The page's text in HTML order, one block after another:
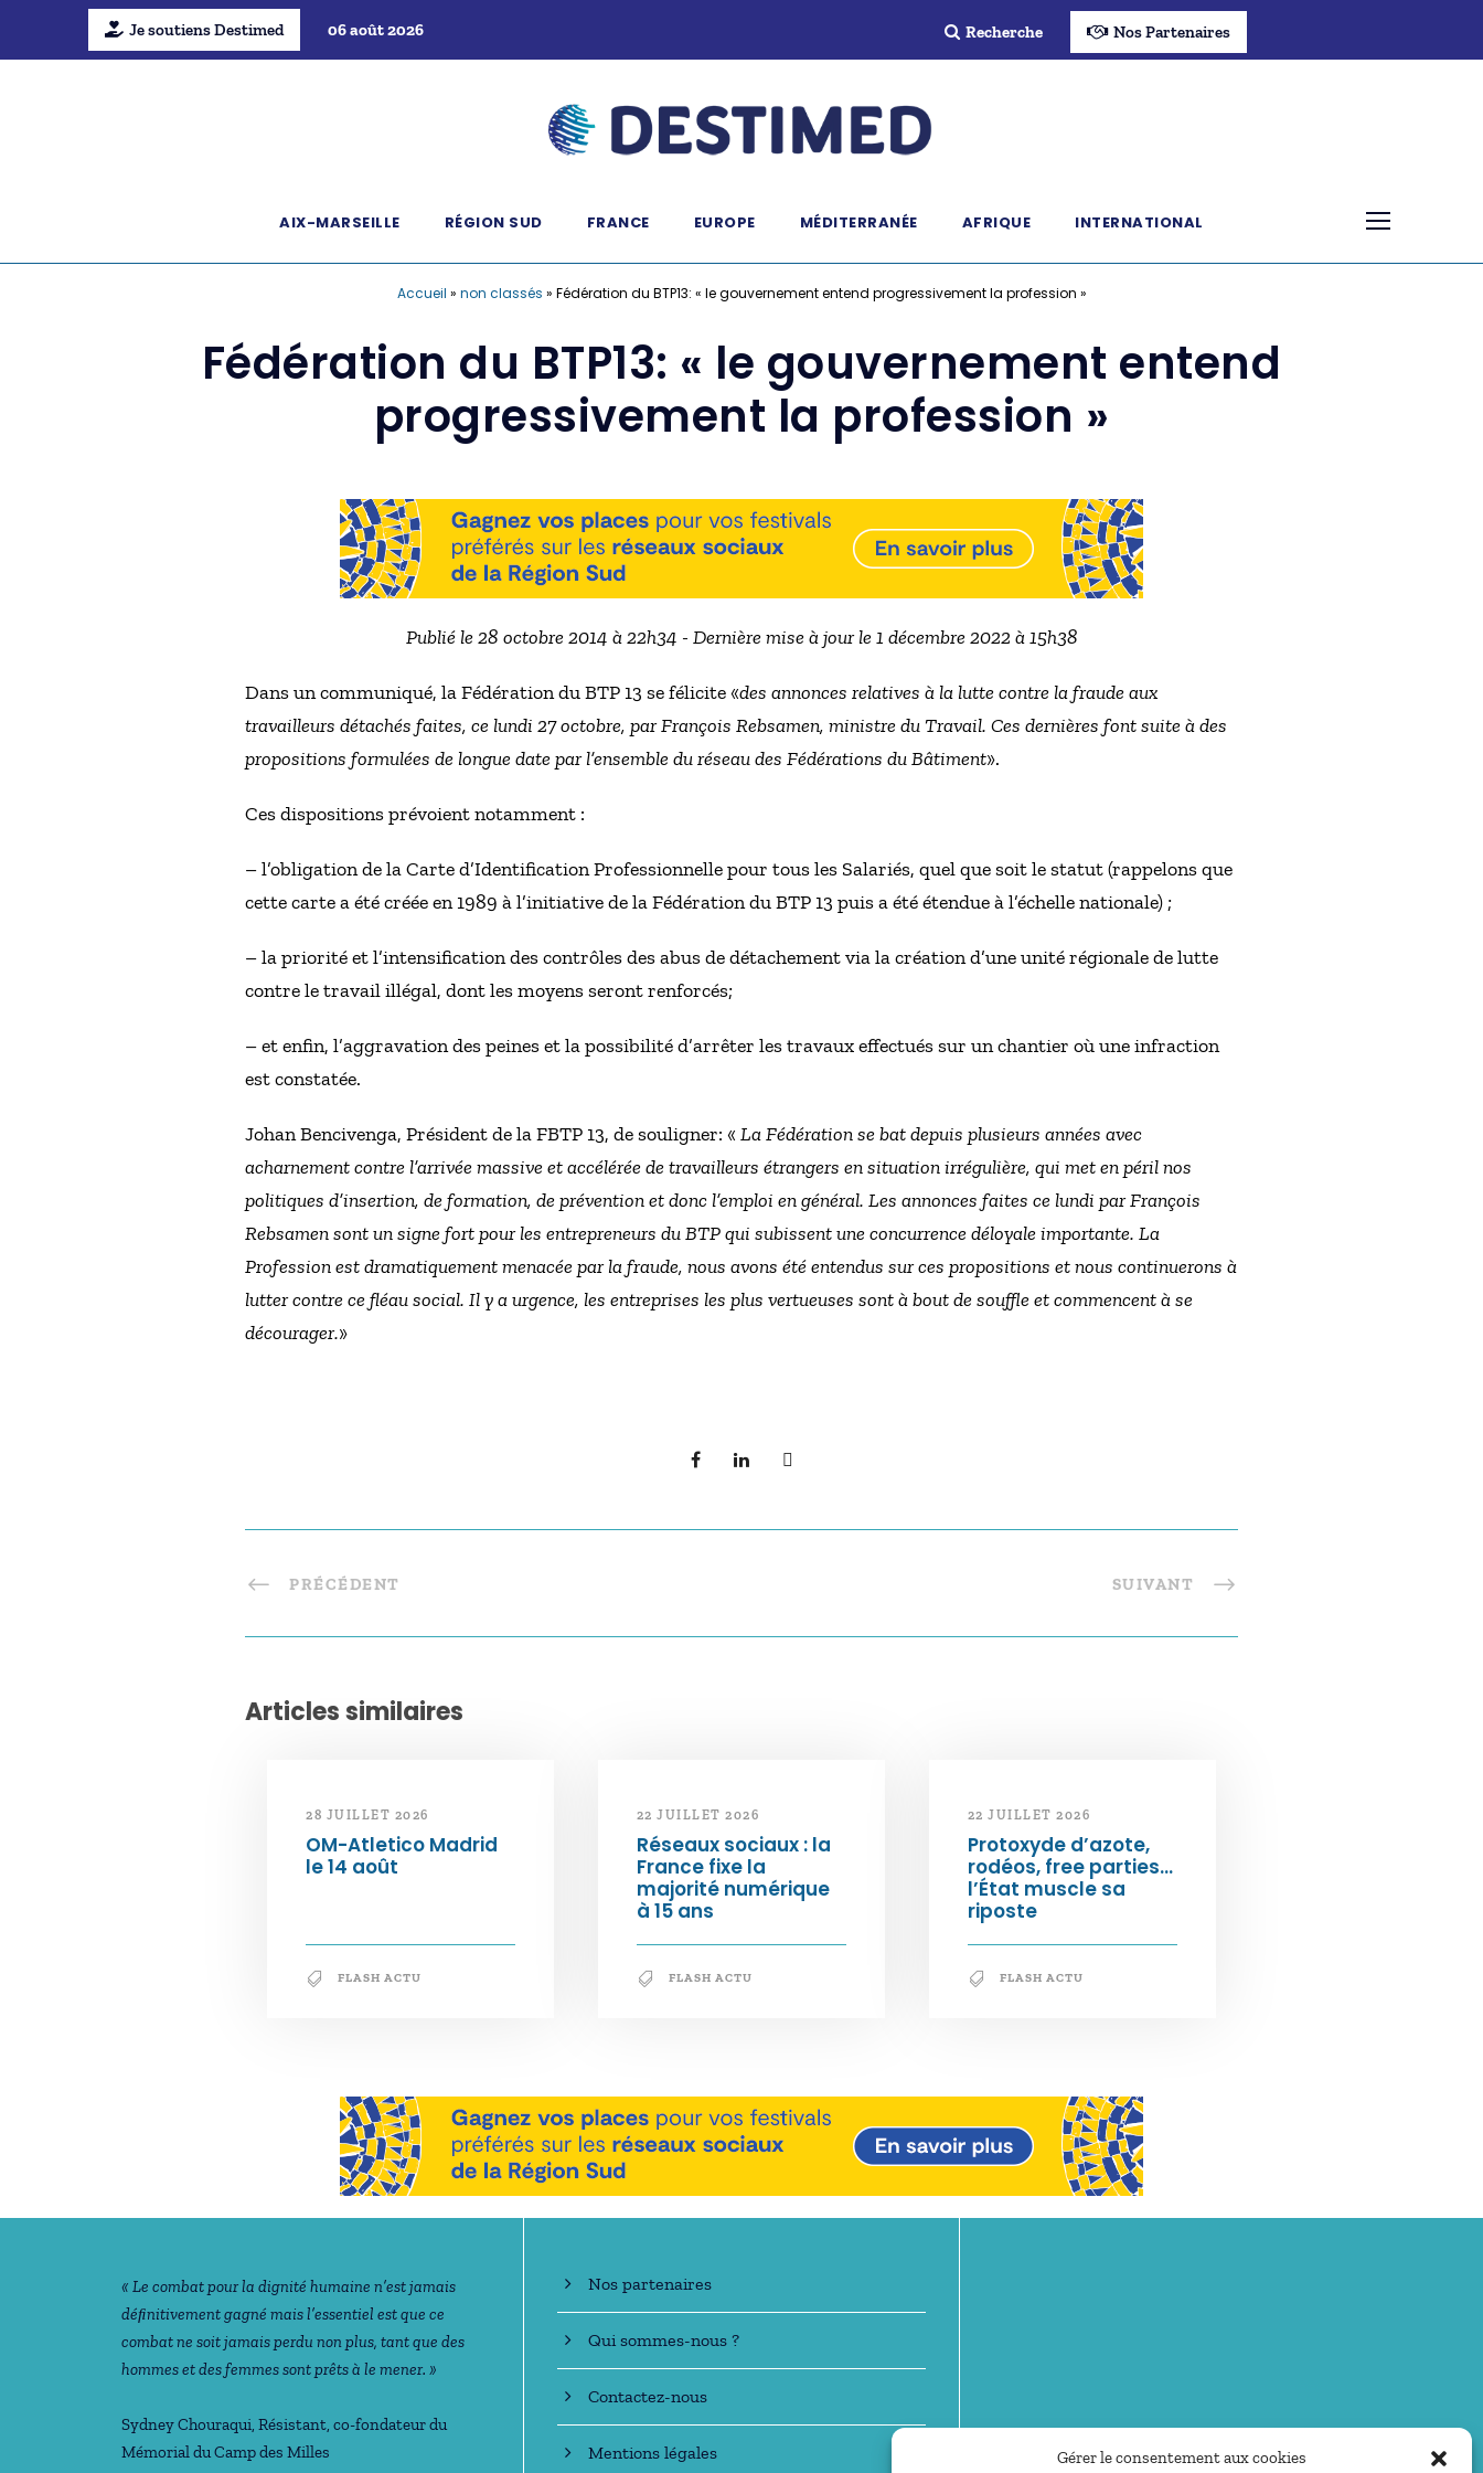
Gérer le consentement aux cookies
Je soutiens Destimed 06 août 2026 Recherche Nos Partenaires
AIX-MARSEILLE RÉGION SUD FRANCE EUROPE MÉDITERRANÉE AFRIQUE INTERNATIONAL
Accueil » non classés » Fédération du BTP13: « le gouvernement entend progressivement la profession »
Fédération du BTP13: « le gouvernement entend
progressivement la profession »
Publié le 28 octobre 2014 à 22h34 - Dernière mise à jour le 1 décembre 2022 à 15h38
Dans un communiqué, la Fédération du BTP 13 se félicite «des annonces relatives à la lutte contre la fraude aux
travailleurs détachés faites, ce lundi 27 octobre, par François Rebsamen, ministre du Travail. Ces dernières font suite à des
propositions formulées de longue date par l’ensemble du réseau des Fédérations du Bâtiment».
Ces dispositions prévoient notamment :
– l’obligation de la Carte d’Identification Professionnelle pour tous les Salariés, quel que soit le statut (rappelons que
cette carte a été créée en 1989 à l’initiative de la Fédération du BTP 13 puis a été étendue à l’échelle nationale) ;
– la priorité et l’intensification des contrôles des abus de détachement via la création d’une unité régionale de lutte
contre le travail illégal, dont les moyens seront renforcés;
– et enfin, l’aggravation des peines et la possibilité d’arrêter les travaux effectués sur un chantier où une infraction
est constatée.
Johan Bencivenga, Président de la FBTP 13, de souligner: « La Fédération se bat depuis plusieurs années avec
acharnement contre l’arrivée massive et accélérée de travailleurs étrangers en situation irrégulière, qui met en péril nos
politiques d’insertion, de formation, de prévention et donc l’emploi en général. Les annonces faites ce lundi par François
Rebsamen sont un signe fort pour les entrepreneurs du BTP qui subissent une concurrence déloyale importante. La
Profession est dramatiquement menacée par la fraude, nous avons été entendus sur ces propositions et nous continuerons à
lutter contre ce fléau social. Il y a urgence, les entreprises les plus vertueuses sont à bout de souffle et commencent à se
décourager.»
PRÉCÉDENT SUIVANT
Articles similaires
28 JUILLET 2026
OM-Atletico Madrid
le 14 août
FLASH ACTU
22 JUILLET 2026
Réseaux sociaux : la
France fixe la
majorité numérique
à 15 ans
FLASH ACTU
22 JUILLET 2026
Protoxyde d’azote,
rodéos, free parties…
l’État muscle sa
riposte
FLASH ACTU
Notre philosophie
« Le combat pour la dignité humaine n’est jamais
déﬁnitivement gagné mais l’essentiel est que ce
combat ne soit jamais perdu non plus, tant que des
hommes et des femmes sont prêts à le mener. »
Sydney Chouraqui, Résistant, co-fondateur du
Mémorial du Camp des Milles
En savoir +
Nos partenaires
Qui sommes-nous ?
Contactez-nous
Mentions légales